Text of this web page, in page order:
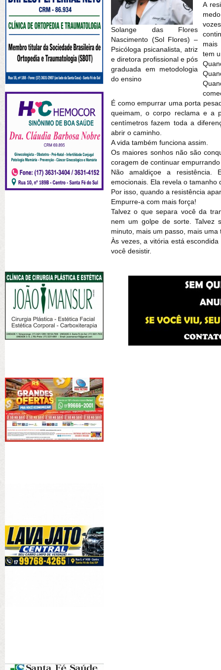
Solange das Flores
Nascimento (Sol Flores) –
Psicóloga psicanalista, atriz
e diretora profissional e pós
graduada em metodologia
do ensino
A
mais
tem
É como empurrar uma porta
queimam, o corpo reclama e a
centímetros fazem toda a
abrir o caminho.
A vida também funciona assim.
Os maiores sonhos não são
coragem de continuar
Não amaldiçoe a
emocionais. Ela revela o tamanho
Por isso, quando a resistência
Empurre-a com mais força!
Talvez o que separa você da
nem um golpe de sorte. Talvez
minuto, mais um passo, mais uma
Às vezes, a vitória está
você desistir.